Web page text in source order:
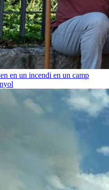
en un incendi en un camp